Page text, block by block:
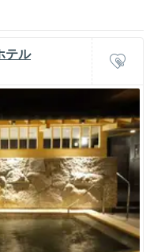
テル